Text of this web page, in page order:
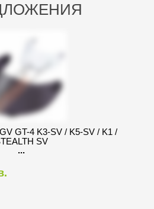
GT-4 K3-SV / K5-SV / K1 /
SV